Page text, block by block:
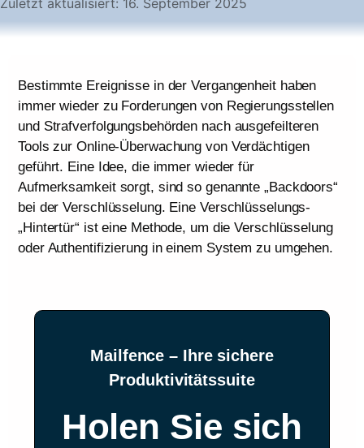
Zuletzt aktualisiert: 16. September 2025
Bestimmte Ereignisse in der Vergangenheit haben
immer wieder zu Forderungen von Regierungsstellen
und Strafverfolgungsbehörden nach ausgefeilteren
Tools zur Online-Überwachung von Verdächtigen
geführt. Eine Idee, die immer wieder für
Aufmerksamkeit sorgt, sind so genannte „Backdoors“
bei der Verschlüsselung. Eine Verschlüsselungs-
„Hintertür“ ist eine Methode, um die Verschlüsselung
oder Authentifizierung in einem System zu umgehen.
Mailfence – Ihre sichere
Produktivitätssuite
Holen Sie sich